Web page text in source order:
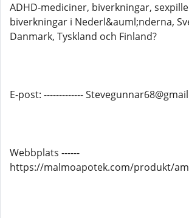
ADHD-mediciner, biverkningar,
biverkningar i Nederl&auml;nderna,
Danmark, Tyskland och Finland?
E-post: -------------
Webbplats ------
https://malmoapotek.com/produkt/